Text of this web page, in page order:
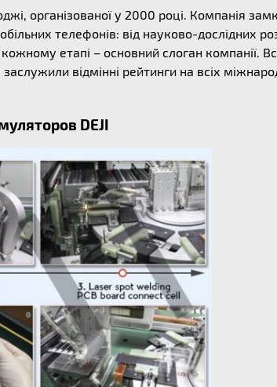
організованої у 2000 році. Компанія
телефонів: від науково-дослідних
етапі – основний слоган компанії.
відмінні рейтинги на всіх
DEJI